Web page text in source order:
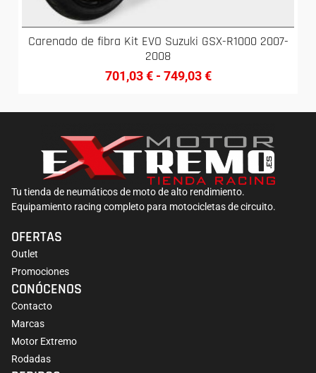
Carenado de fibra Kit EVO Suzuki GSX-R1000 2007-
2008
701,03€ - 749,03€
Tu tienda de neumáticos de moto de alto rendimiento.
Equipamiento racing completo para motocicletas de circuito.
OFERTAS
Outlet
Promociones
CONÓCENOS
Contacto
Marcas
Motor Extremo
Rodadas